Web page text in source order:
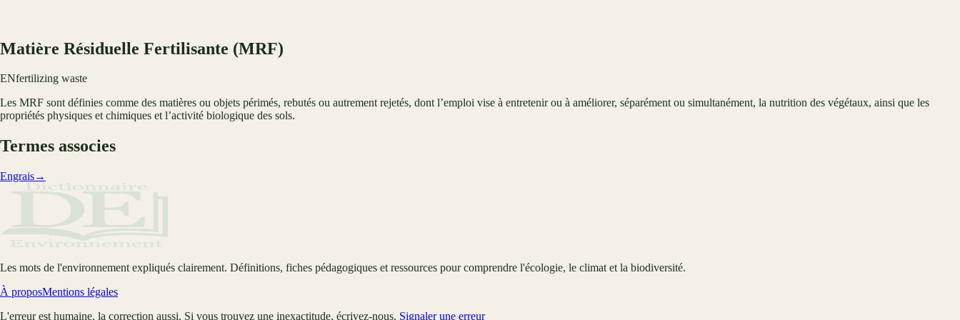
Matière Résiduelle Fertilisante (MRF)
ENfertilizing waste
Les MRF sont définies comme des matières ou objets périmés, rebutés ou autrement rejetés, dont l’emploi vise à entretenir ou à améliorer, séparément ou simultanément, la nutrition des végétaux, ainsi que les
propriétés physiques et chimiques et l’activité biologique des sols.
Termes associes
Engrais→
Les mots de l'environnement expliqués clairement. Définitions, fiches pédagogiques et ressources pour comprendre l'écologie, le climat et la biodiversité.
À proposMentions légales
L'erreur est humaine, la correction aussi. Si vous trouvez une inexactitude, écrivez-nous. Signaler une erreur